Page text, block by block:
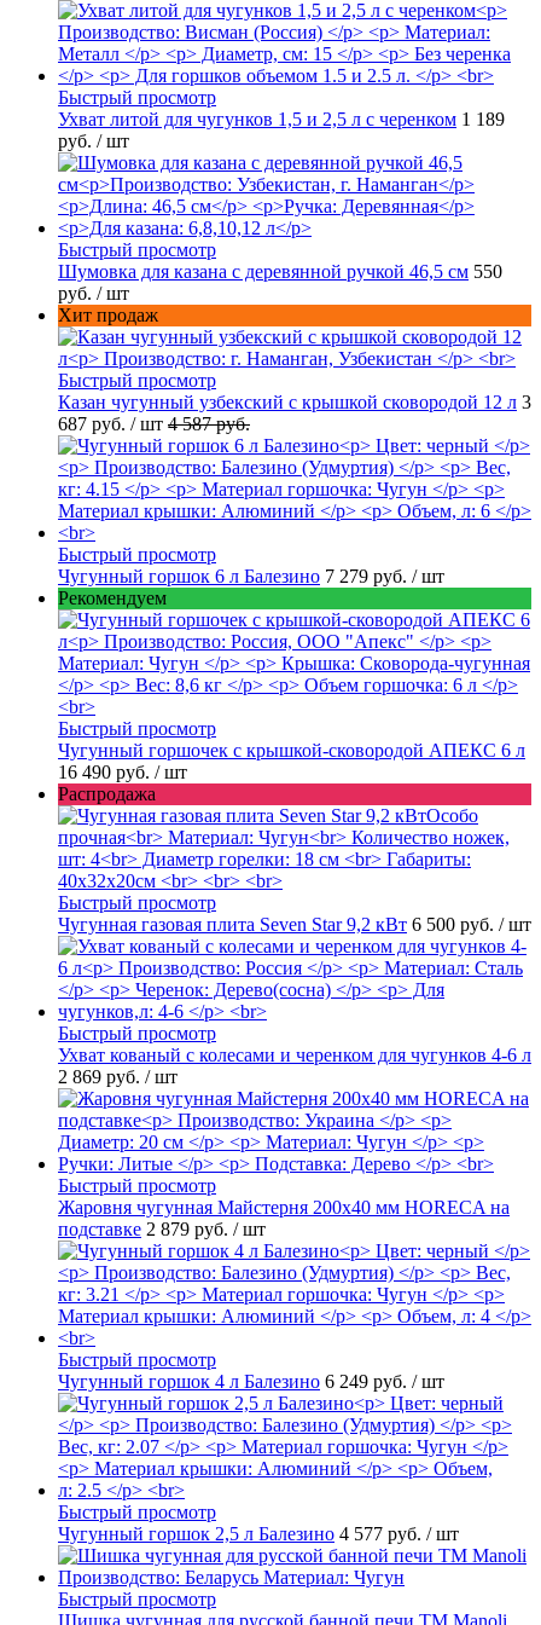
Быстрый просмотр
Ухват литой для чугунков 1,5 и 2,5 л с черенком 1 189
руб. / шт
Быстрый просмотр
Шумовка для казана с деревянной ручкой 46,5 см 550
руб. / шт
Хит продаж
Быстрый просмотр
Казан чугунный узбекский с крышкой сковородой 12 л 3
687 руб. / шт 4 587 руб.
Быстрый просмотр
Чугунный горшок 6 л Балезино 7 279 руб. / шт
Рекомендуем
Быстрый просмотр
Чугунный горшочек с крышкой-сковородой АПЕКС 6 л
16 490 руб. / шт
Распродажа
Быстрый просмотр
Чугунная газовая плита Seven Star 9,2 кВт 6 500 руб. / шт
Быстрый просмотр
Ухват кованый с колесами и черенком для чугунков 4-6 л
2 869 руб. / шт
Быстрый просмотр
Жаровня чугунная Майстерня 200х40 мм HORECA на
подставке 2 879 руб. / шт
Быстрый просмотр
Чугунный горшок 4 л Балезино 6 249 руб. / шт
Быстрый просмотр
Чугунный горшок 2,5 л Балезино 4 577 руб. / шт
Быстрый просмотр
Шишка чугунная для русской банной печи ТМ Manoli